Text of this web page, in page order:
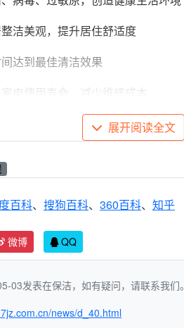
洁美观，提升居住舒适度
达到最佳清洁效果
家电使用寿命，减少维修成本
物品和环境安全
备清单
必备）
展开阅读全文
百科、 搜狗百科、 360百科、 知乎
微博 QQ
03发表在保洁，如有疑问，请联系我们。
news/d_40.html